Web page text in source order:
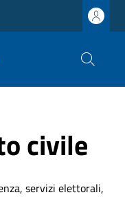
civile
servizi elettorali,